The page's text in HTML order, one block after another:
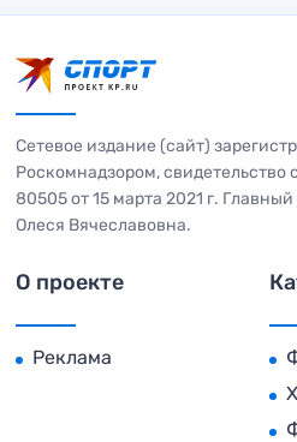
Сетевое издание (сайт)
Роскомнадзором,
80505 от 15 марта 2021 г.
Олеся Вячеславовна.
О проекте
Реклама